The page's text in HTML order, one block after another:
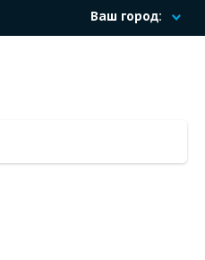
Ваш город: